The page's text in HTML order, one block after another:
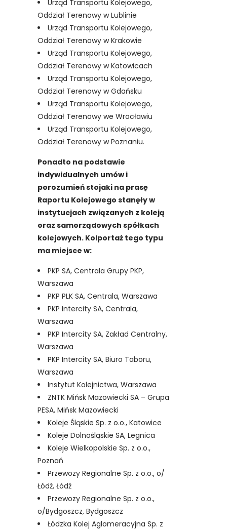
Urząd Transportu Kolejowego,
Oddział Terenowy w Lublinie
Urząd Transportu Kolejowego,
Oddział Terenowy w Krakowie
Urząd Transportu Kolejowego,
Oddział Terenowy w Katowicach
Urząd Transportu Kolejowego,
Oddział Terenowy w Gdańsku
Urząd Transportu Kolejowego,
Oddział Terenowy we Wrocławiu
Urząd Transportu Kolejowego,
Oddział Terenowy w Poznaniu.
Ponadto na podstawie
indywidualnych umów i
porozumień stojaki na prasę
Raportu Kolejowego stanęły w
instytucjach związanych z koleją
oraz samorządowych spółkach
kolejowych. Kolportaż tego typu
ma miejsce w:
PKP SA, Centrala Grupy PKP,
Warszawa
PKP PLK SA, Centrala, Warszawa
PKP Intercity SA, Centrala,
Warszawa
PKP Intercity SA, Zakład Centralny,
Warszawa
PKP Intercity SA, Biuro Taboru,
Warszawa
Instytut Kolejnictwa, Warszawa
ZNTK Mińsk Mazowiecki SA – Grupa
PESA, Mińsk Mazowiecki
Koleje Śląskie Sp. z o.o., Katowice
Koleje Dolnośląskie SA, Legnica
Koleje Wielkopolskie Sp. z o.o.,
Poznań
Przewozy Regionalne Sp. z o.o., o/
Łódź, Łódź
Przewozy Regionalne Sp. z o.o.,
o/Bydgoszcz, Bydgoszcz
Łódzka Kolej Aglomeracyjna Sp. z